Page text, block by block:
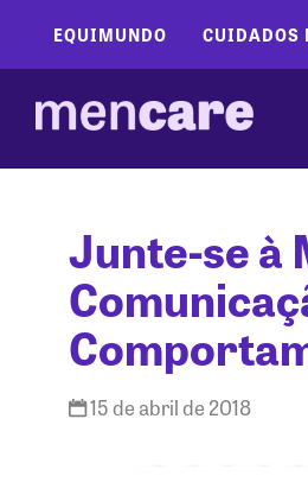
EQUIMUNDO CUIDADOS
Junte-se à
15 de abril de 2018